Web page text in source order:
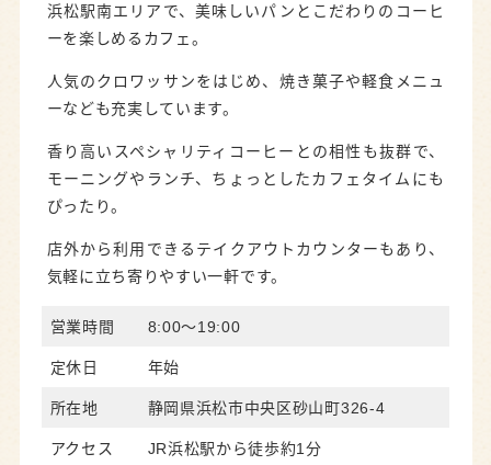
浜松駅南エリアで、美味しいパンとこだわりのコーヒ
ーを楽しめるカフェ。
人気のクロワッサンをはじめ、焼き菓子や軽食メニュ
ーなども充実しています。
香り高いスペシャリティコーヒーとの相性も抜群で、
モーニングやランチ、ちょっとしたカフェタイムにも
ぴったり。
店外から利用できるテイクアウトカウンターもあり、
気軽に立ち寄りやすい一軒です。
営業時間 8:00～19:00
定休日 年始
所在地 静岡県浜松市中央区砂山町326-4
アクセス JR浜松駅から徒歩約1分